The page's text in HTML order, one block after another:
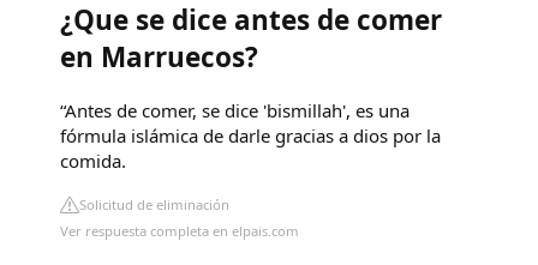
¿Que se dice antes de comer
en Marruecos?
“Antes de comer, se dice 'bismillah', es una
fórmula islámica de darle gracias a dios por la
comida.
Solicitud de eliminación
Ver respuesta completa en elpais.com